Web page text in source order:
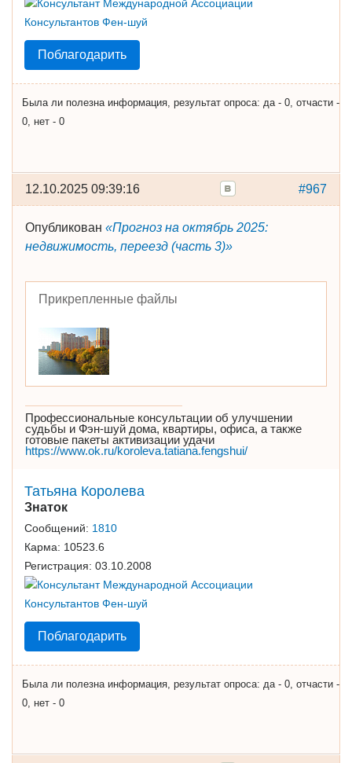
Поблагодарить
Была ли полезна информация, результат опроса: да - 0, отчасти -
0, нет - 0
#967
12.10.2025 09:39:16
Опубликован «Прогноз на октябрь 2025:
недвижимость, переезд (часть 3)»
Прикрепленные файлы
Профессиональные консультации об улучшении
судьбы и Фэн-шуй дома, квартиры, офиса, а также
готовые пакеты активизации удачи
https://www.ok.ru/koroleva.tatiana.fengshui/
Татьяна Королева
Знаток
Сообщений: 1810
Карма: 10523.6
Регистрация: 03.10.2008
Поблагодарить
Была ли полезна информация, результат опроса: да - 0, отчасти -
0, нет - 0